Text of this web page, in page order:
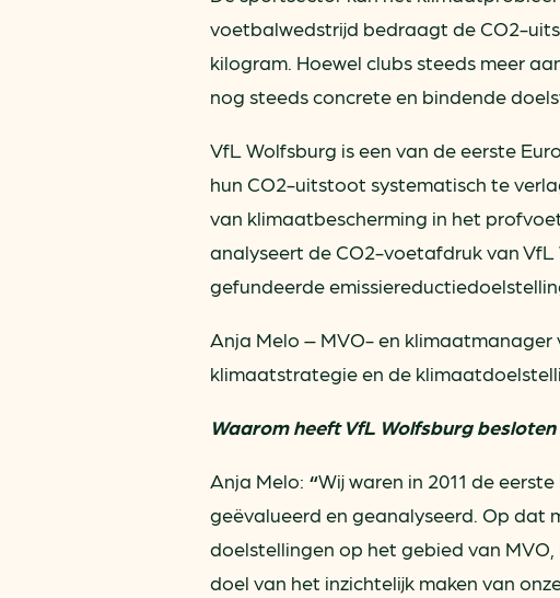
voetbalwedstrijd bedraagt de CO2-
kilogram. Hoewel clubs steeds meer
nog steeds concrete en bindende
VfL Wolfsburg is een van de eerste
hun CO2-uitstoot systematisch te
van klimaatbescherming in het
analyseert de CO2-voetafdruk van VfL
gefundeerde
Anja Melo – MVO- en
klimaatstrategie en de
Waarom heeft VfL Wolfsburg
Anja Melo: “Wij waren in 2011 de
geëvalueerd en geanalyseerd. Op dat
doelstellingen op het gebied van
doel van het inzichtelijk maken van